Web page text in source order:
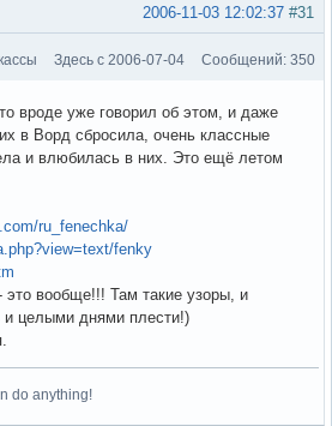
#31
2006-11-03 12:02:37
Здесь с 2006-07-04 Сообщений: 350
вроде уже говорил об этом, и даже
в Ворд сбросила, очень классные
и влюбилась в них. Это ещё летом
ru_fenechka/
fenky
вообще!!! Там такие узоры, и
и целыми днями плести!)
anything!